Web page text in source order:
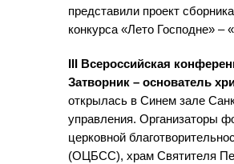
представили проект
конкурса «Лето Господне» –
III Всероссийская
Затворник – основатель
открылась в Синем зале
управления. Организаторы
церковной
(ОЦБСС), храм Святителя